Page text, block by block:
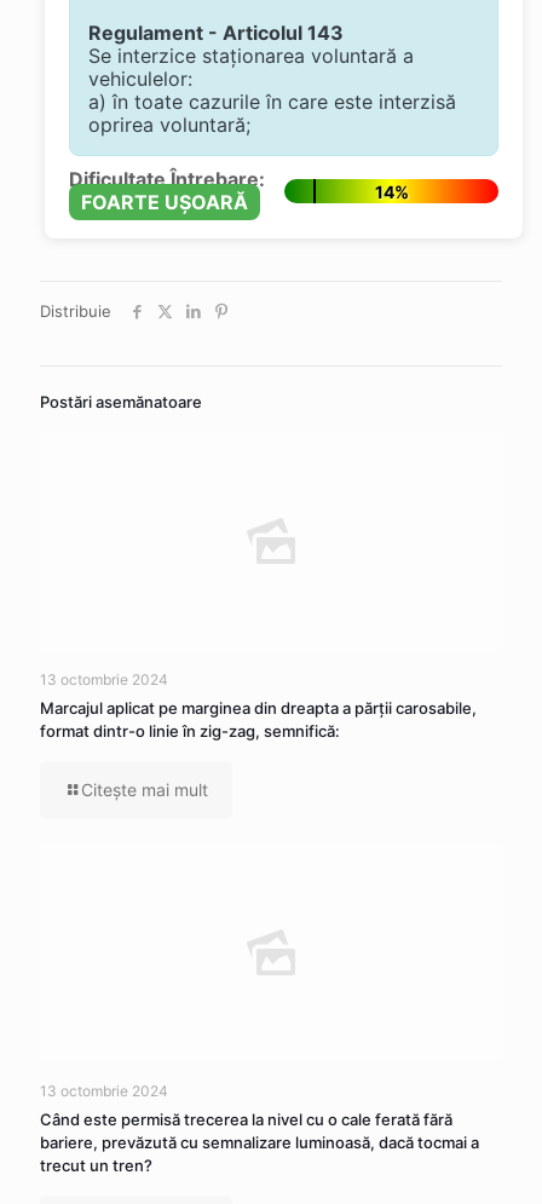
Regulament - Articolul 143
Se interzice staţionarea voluntară a
vehiculelor:
a) în toate cazurile în care este interzisă
oprirea voluntară;
Dificultate Întrebare:
FOARTE UȘOARĂ
14%
Distribuie
Postări asemănatoare
13 octombrie 2024
Marcajul aplicat pe marginea din dreapta a părţii carosabile,
format dintr-o linie în zig-zag, semnifică:
Citeşte mai mult
13 octombrie 2024
Când este permisă trecerea la nivel cu o cale ferată fără
bariere, prevăzută cu semnalizare luminoasă, dacă tocmai a
trecut un tren?